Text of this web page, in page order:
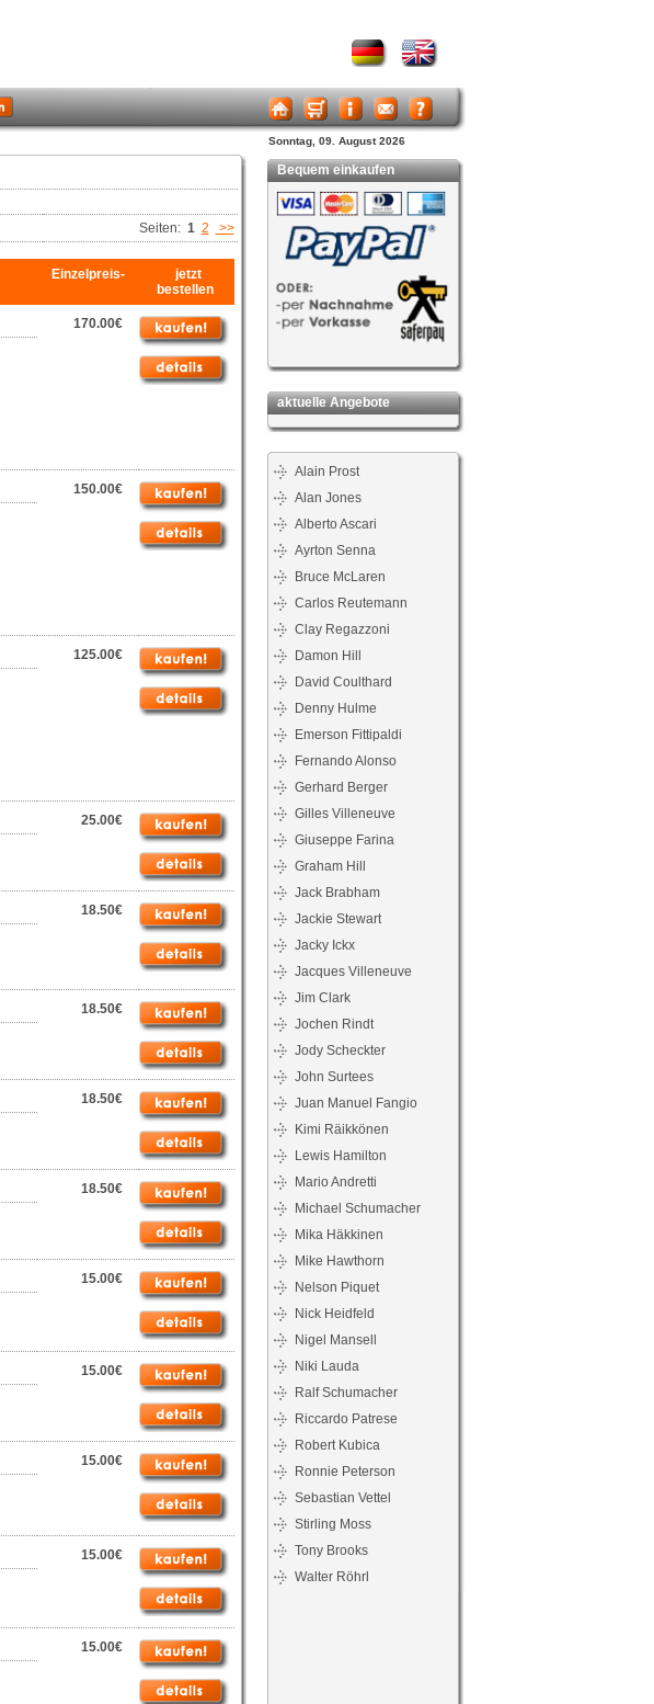
Sonntag, 09. August 2026
Seiten: 1 2 >>
Einzelpreis-
jetzt
bestellen
170.00€
150.00€
125.00€
25.00€
18.50€
18.50€
18.50€
18.50€
15.00€
15.00€
15.00€
15.00€
15.00€
Bequem einkaufen
aktuelle Angebote
Alain Prost
Alan Jones
Alberto Ascari
Ayrton Senna
Bruce McLaren
Carlos Reutemann
Clay Regazzoni
Damon Hill
David Coulthard
Denny Hulme
Emerson Fittipaldi
Fernando Alonso
Gerhard Berger
Gilles Villeneuve
Giuseppe Farina
Graham Hill
Jack Brabham
Jackie Stewart
Jacky Ickx
Jacques Villeneuve
Jim Clark
Jochen Rindt
Jody Scheckter
John Surtees
Juan Manuel Fangio
Kimi Räikkönen
Lewis Hamilton
Mario Andretti
Michael Schumacher
Mika Häkkinen
Mike Hawthorn
Nelson Piquet
Nick Heidfeld
Nigel Mansell
Niki Lauda
Ralf Schumacher
Riccardo Patrese
Robert Kubica
Ronnie Peterson
Sebastian Vettel
Stirling Moss
Tony Brooks
Walter Röhrl